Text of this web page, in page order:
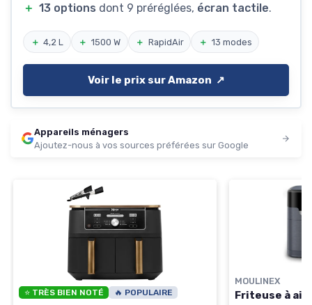
＋ 13 options dont 9 préréglées, écran tactile.
＋ 4,2 L ＋ 1500 W ＋ RapidAir ＋ 13 modes
Voir le prix sur Amazon ↗️
Appareils ménagers
Ajoutez-nous à vos sources préférées sur Google
⭐ TRÈS BIEN NOTÉ 🔥 POPULAIRE
MOULINEX
Friteuse à air